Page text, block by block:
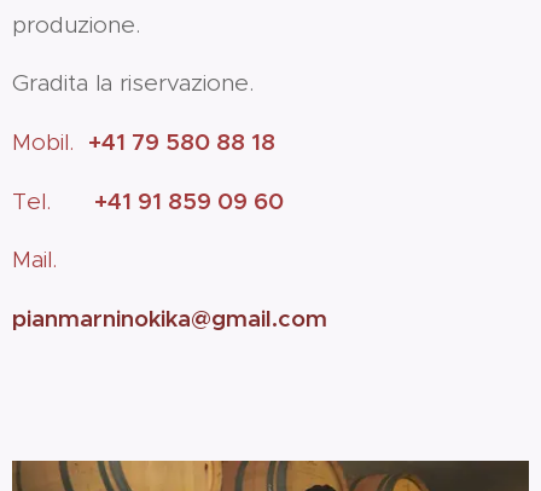
produzione.
Gradita la riservazione.
Mobil. +41 79 580 88 18
Tel. +41 91 859 09 60
Mail.
pianmarninokika@gmail.com